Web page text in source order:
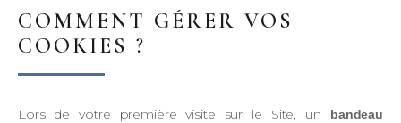
COMMENT GÉRER VOS
COOKIES ?
Lors de votre première visite sur le Site, un
bandeau